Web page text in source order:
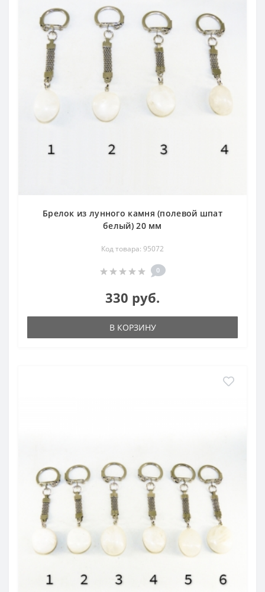
Брелок из лунного камня (полевой шпат
белый) 20 мм
Код товара: 95072
0
330 руб.
В КОРЗИНУ